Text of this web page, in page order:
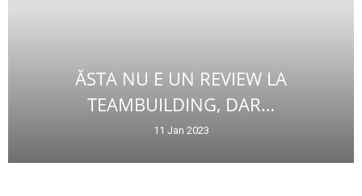
ĂSTA NU E UN REVIEW LA
TEAMBUILDING, DAR…
11 Jan 2023